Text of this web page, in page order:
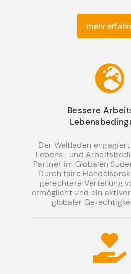
mehr
Bessere
Der Weltladen
Lebens- und
Partner im Globalen
Durch faire
gerechtere Verteilung
ermöglicht und ein
globaler